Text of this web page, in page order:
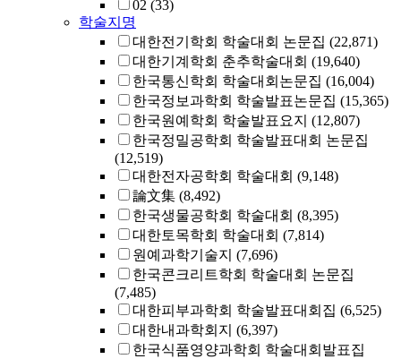
02 (33)
학술지명
대한전기학회 학술대회 논문집 (22,871)
대한기계학회 춘추학술대회 (19,640)
한국통신학회 학술대회논문집 (16,004)
한국정보과학회 학술발표논문집 (15,365)
한국원예학회 학술발표요지 (12,807)
한국정밀공학회 학술발표대회 논문집
(12,519)
대한전자공학회 학술대회 (9,148)
論文集 (8,492)
한국생물공학회 학술대회 (8,395)
대한토목학회 학술대회 (7,814)
원예과학기술지 (7,696)
한국콘크리트학회 학술대회 논문집
(7,485)
대한피부과학회 학술발표대회집 (6,525)
대한내과학회지 (6,397)
한국식품영양과학회 학술대회발표집